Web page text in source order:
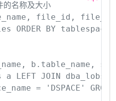
名称及大小
file_id,
ORDER BY
b.table_name,
a LEFT JOIN dba_lobs
= 'DSPACE'